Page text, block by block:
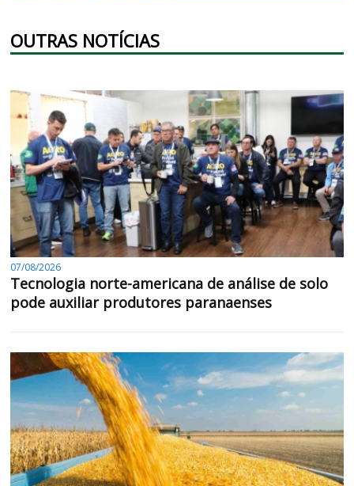
OUTRAS NOTÍCIAS
07/08/2026
Tecnologia norte-americana de análise de solo
pode auxiliar produtores paranaenses